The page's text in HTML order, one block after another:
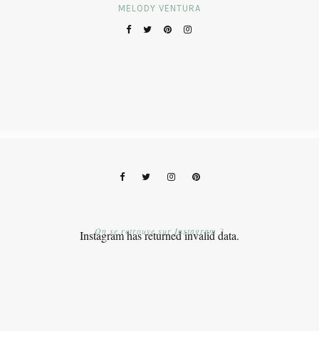
MELODY VENTURA
Instagram has returned invalid data.
On se retrouve sur Instagram ?